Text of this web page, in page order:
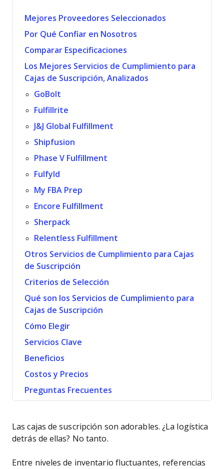
Mejores Proveedores Seleccionados
Por Qué Confiar en Nosotros
Comparar Especificaciones
Los Mejores Servicios de Cumplimiento para
Cajas de Suscripción, Analizados
GoBolt
Fulfillrite
J&J Global Fulfillment
Shipfusion
Phase V Fulfillment
Fulfyld
My FBA Prep
Encore Fulfillment
Sherpack
Relentless Fulfillment
Otros Servicios de Cumplimiento para Cajas
de Suscripción
Criterios de Selección
Qué son los Servicios de Cumplimiento para
Cajas de Suscripción
Cómo Elegir
Servicios Clave
Beneficios
Costos y Precios
Preguntas Frecuentes
Las cajas de suscripción son adorables. ¿La logística
detrás de ellas? No tanto.
Entre niveles de inventario fluctuantes, referencias